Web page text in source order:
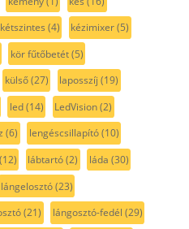
kétszintes (4) kézimixer(5)
kör fűtőbetét(5)
külső(27) laposszíj (19)
led(14) LedVision(2)
(6) lengéscsillapító(10)
lábtartó(2) láda (30)
lángelosztó(23)
(21) lángosztó-fedél (29)